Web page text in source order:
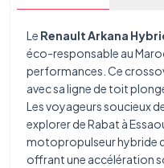
Le Renault Arkana
éco-responsable au
performances. Ce
avec sa ligne de toit
Les voyageurs soucieux
explorer de Rabat à
motopropulseur hybride
offrant une accélération